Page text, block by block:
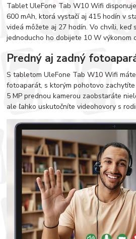
Tablet UleFone Tab W10 Wifi
600 mAh, ktorá vystačí aj 415 hodín v
videá môžete aj 27 hodín. Vo chvíli, keď
jednoducho ho dobijete 10 W výkonom
Predný aj zadný
S tabletom UleFone Tab W10 Wifi
fotoaparát, s ktorým pohotovo
5 MP prednou kamerou zaobstaráte
ale ľahko uskutočníte videohovory s